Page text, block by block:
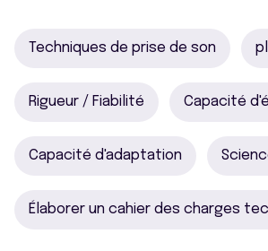
Techniques de prise de son
Rigueur / Fiabilité Capacité
Capacité d'adaptation
Élaborer un cahier des charges